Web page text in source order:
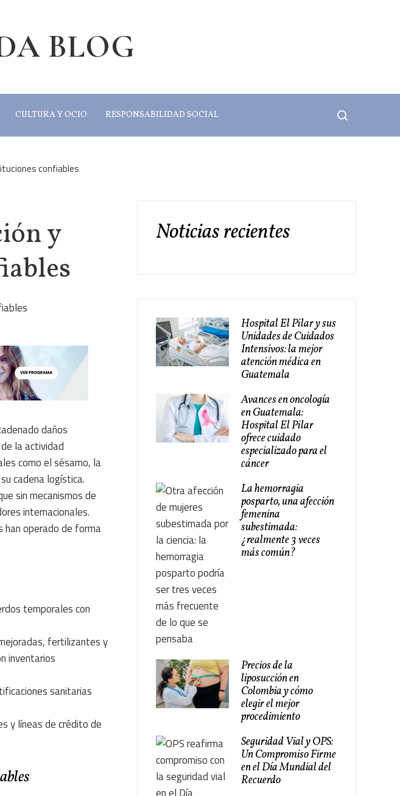
BLOG
CULTURA Y OCIO RESPONSABILIDAD SOCIAL
confiables
y
daños
la actividad
como el sésamo, la
cadena logística.
sin mecanismos de
internacionales.
han operado de forma
temporales con
fertilizantes y
inventarios
sanitarias
y líneas de crédito de
Noticias recientes
Hospital El Pilar y sus
Unidades de Cuidados
Intensivos: la mejor
atención médica en
Guatemala
Avances en oncología
en Guatemala:
Hospital El Pilar
ofrece cuidado
especializado para el
cáncer
La hemorragia
posparto, una afección
femenina
subestimada:
¿realmente 3 veces
más común?
Precios de la
liposucción en
Colombia y cómo
elegir el mejor
procedimiento
Seguridad Vial y OPS:
Un Compromiso Firme
en el Día Mundial del
Recuerdo